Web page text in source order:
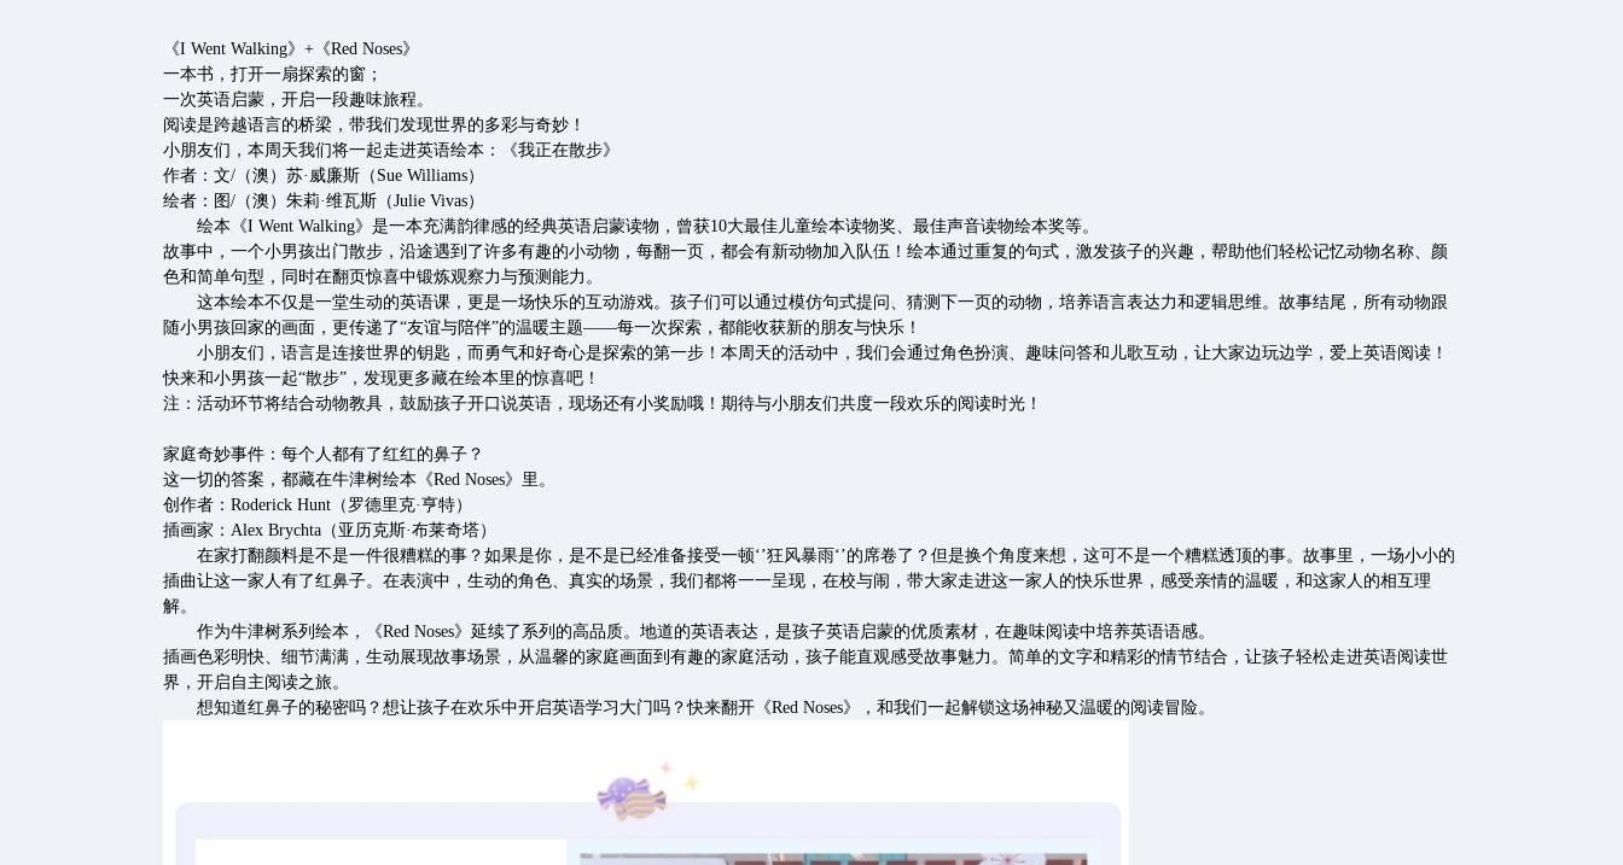
《I Went Walking》+《Red Noses》
一本书，打开一扇探索的窗；
一次英语启蒙，开启一段趣味旅程。
阅读是跨越语言的桥梁，带我们发现世界的多彩与奇妙！
小朋友们，本周天我们将一起走进英语绘本：《我正在散步》
作者：文/（澳）苏·威廉斯（Sue Williams）
绘者：图/（澳）朱莉·维瓦斯（Julie Vivas）
绘本《I Went Walking》是一本充满韵律感的经典英语启蒙读物，曾获10大最佳儿童绘本读物奖、最佳声音读物绘本奖等。
故事中，一个小男孩出门散步，沿途遇到了许多有趣的小动物，每翻一页，都会有新动物加入队伍！绘本通过重复的句式，激发孩子的兴趣，帮助他们轻松记忆动物名称、颜
色和简单句型，同时在翻页惊喜中锻炼观察力与预测能力。
这本绘本不仅是一堂生动的英语课，更是一场快乐的互动游戏。孩子们可以通过模仿句式提问、猜测下一页的动物，培养语言表达力和逻辑思维。故事结尾，所有动物跟
随小男孩回家的画面，更传递了“友谊与陪伴”的温暖主题——每一次探索，都能收获新的朋友与快乐！
小朋友们，语言是连接世界的钥匙，而勇气和好奇心是探索的第一步！本周天的活动中，我们会通过角色扮演、趣味问答和儿歌互动，让大家边玩边学，爱上英语阅读！
快来和小男孩一起“散步”，发现更多藏在绘本里的惊喜吧！
注：活动环节将结合动物教具，鼓励孩子开口说英语，现场还有小奖励哦！期待与小朋友们共度一段欢乐的阅读时光！
家庭奇妙事件：每个人都有了红红的鼻子？
这一切的答案，都藏在牛津树绘本《Red Noses》里。
创作者：Roderick Hunt（罗德里克·亨特）
插画家：Alex Brychta（亚历克斯·布莱奇塔）
在家打翻颜料是不是一件很糟糕的事？如果是你，是不是已经准备接受一顿‘’狂风暴雨‘’的席卷了？但是换个角度来想，这可不是一个糟糕透顶的事。故事里，一场小小的
插曲让这一家人有了红鼻子。在表演中，生动的角色、真实的场景，我们都将一一呈现，在校与闹，带大家走进这一家人的快乐世界，感受亲情的温暖，和这家人的相互理
解。
作为牛津树系列绘本，《Red Noses》延续了系列的高品质。地道的英语表达，是孩子英语启蒙的优质素材，在趣味阅读中培养英语语感。
插画色彩明快、细节满满，生动展现故事场景，从温馨的家庭画面到有趣的家庭活动，孩子能直观感受故事魅力。简单的文字和精彩的情节结合，让孩子轻松走进英语阅读世
界，开启自主阅读之旅。
想知道红鼻子的秘密吗？想让孩子在欢乐中开启英语学习大门吗？快来翻开《Red Noses》，和我们一起解锁这场神秘又温暖的阅读冒险。